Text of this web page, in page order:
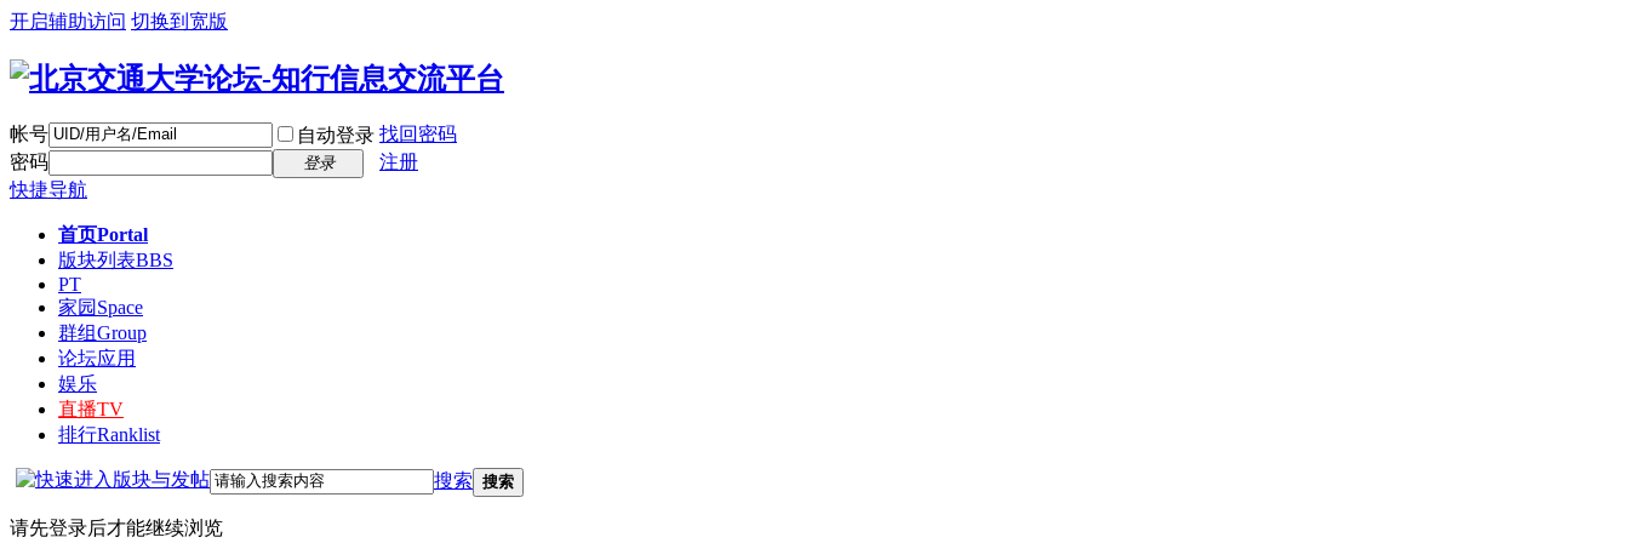
开启辅助访问 切换到宽版
帐号 自动登录 找回密码
密码
登录
注册
快捷导航
首页Portal
版块列表BBS
PT
家园 Space
群组Group
论坛应用
娱乐
直播TV
排行Ranklist
搜索 搜索
请先登录后才能继续浏览